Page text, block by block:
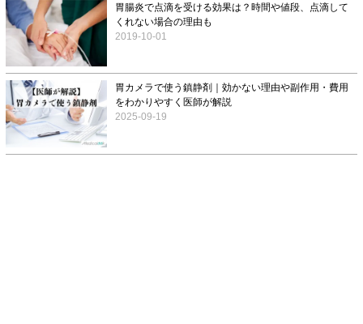
胃腸炎で点滴を受ける効果は？時間や値段、点滴して
くれない場合の理由も
2019-10-01
胃カメラで使う鎮静剤｜効かない理由や副作用・費用
をわかりやすく医師が解説
2025-09-19